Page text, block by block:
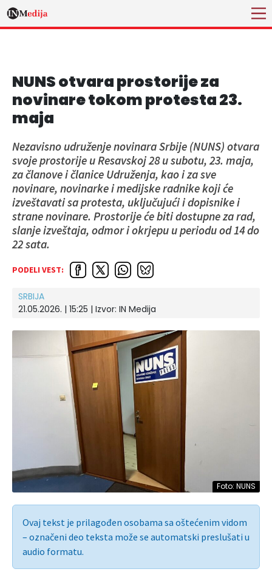
NUNS otvara prostorije za
novinare tokom protesta 23.
maja
Nezavisno udruženje novinara Srbije (NUNS) otvara
svoje prostorije u Resavskoj 28 u subotu, 23. maja,
za članove i članice Udruženja, kao i za sve
novinare, novinarke i medijske radnike koji će
izveštavati sa protesta, uključujući i dopisnike i
strane novinare. Prostorije će biti dostupne za rad,
slanje izveštaja, odmor i okrjepu u periodu od 14 do
22 sata.
PODELI VEST:
SRBIJA
21.05.2026. | 15:25 | Izvor: IN Medija
Foto: NUNS
Ovaj tekst je prilagođen osobama sa oštećenim vidom
– označeni deo teksta može se automatski preslušati u
audio formatu.